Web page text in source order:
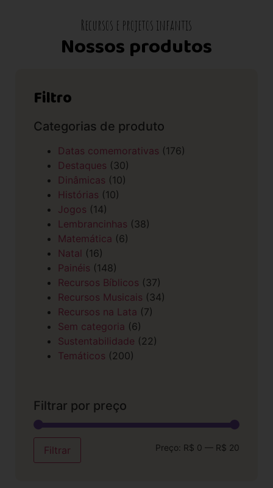
Recursos e projetos infantis
Nossos produtos
Filtro
Categorias de produto
Datas comemorativas (176)
Destaques (30)
Dinâmicas (10)
Histórias (10)
Jogos (14)
Lembrancinhas (38)
Matemática (6)
Natal (16)
Painéis (148)
Recursos Bíblicos (37)
Recursos Musicais (34)
Recursos na Lata (7)
Sem categoria (6)
Sustentabilidade (22)
Temáticos (200)
Filtrar por preço
Filtrar Preço: R$ 0 — R$ 20